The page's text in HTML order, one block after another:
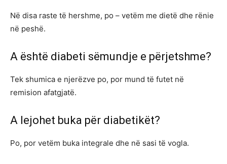
Në disa raste të hershme, po – vetëm me dietë dhe rënie
në peshë.
A është diabeti sëmundje e përjetshme?
Tek shumica e njerëzve po, por mund të futet në
remision afatgjatë.
A lejohet buka për diabetikët?
Po, por vetëm buka integrale dhe në sasi të vogla.